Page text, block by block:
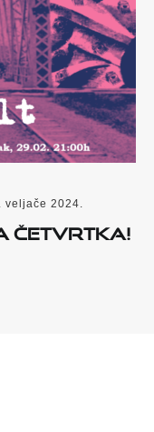
veljače 2024.
četvrtka!